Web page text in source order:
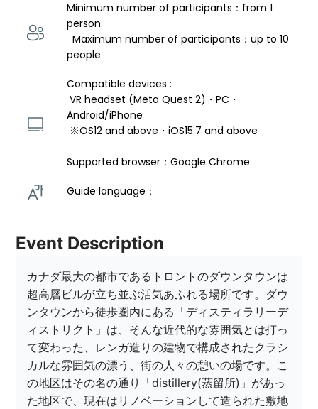
Minimum number of participants：from 1
person
  Maximum number of participants：up to 10
people
Compatible devices :
VR headset (Meta Quest 2)・PC・
Android/iPhone
※OS12 and above・iOS15.7 and above
Supported browser：Google Chrome
Guide language：
Event Description
カナダ最大の都市であるトロントのダウンタウンは
超高層ビルが立ち並ぶ活気あふれる場所です。ダウ
ンタウンから徒歩圏内にある「ディスティラリーデ
ィストリクト」は、そんな近代的な雰囲気とは打っ
て変わった、レンガ造りの建物で構成されたクラシ
カルな雰囲気の漂う、街の人々の憩いの場です。こ
の地区はその名の通り「distillery(蒸留所)」があっ
た地区で、現在はリノベーションして造られた敷地